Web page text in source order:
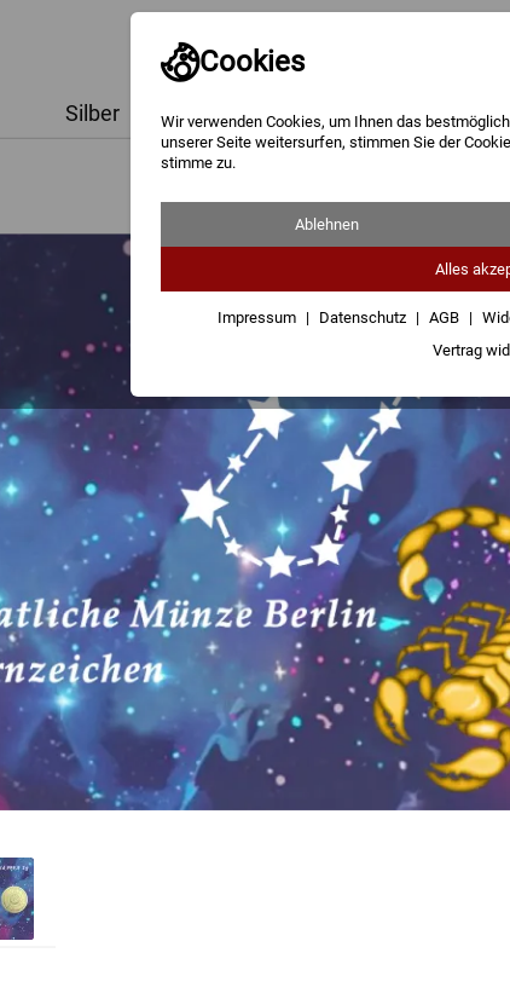
Cookies
Wir verwenden Cookies, um Ihnen das
unserer Seite weitersurfen, stimmen Sie der
stimme zu.
Ablehnen
Alles
Impressum Datenschutz AGB
Vertrag
Silber Barren Münzen